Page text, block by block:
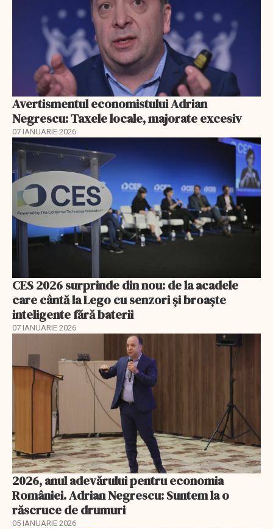
Avertismentul economistului Adrian
Negrescu: Taxele locale, majorate excesiv
07 IANUARIE 2026
CES 2026 surprinde din nou: de la acadele
care cântă la Lego cu senzori și broaște
inteligente fără baterii
07 IANUARIE 2026
2026, anul adevărului pentru economia
României. Adrian Negrescu: Suntem la o
răscruce de drumuri
05 IANUARIE 2026